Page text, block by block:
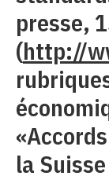
presse,
(http://
la